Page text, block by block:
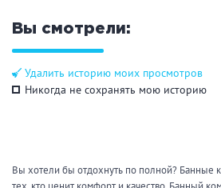
Вы смотрели:
Удалить историю моих просмотров
Никогда не сохранять мою историю
Вы хотели бы отдохнуть по полной? Банные